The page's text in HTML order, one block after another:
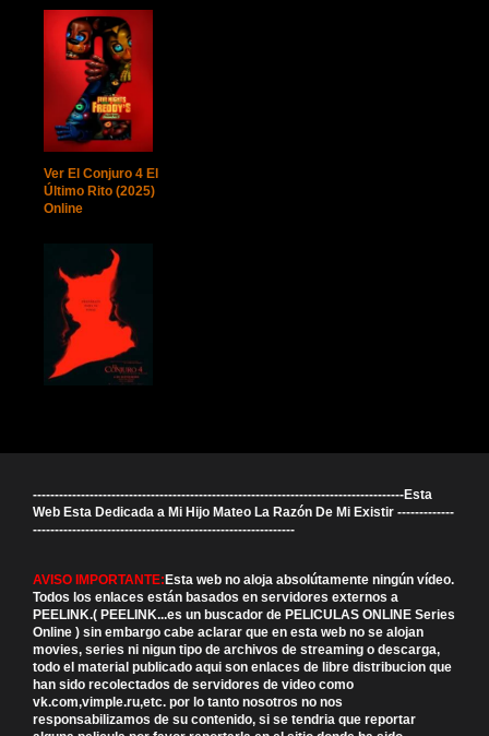
Ver El Conjuro 4 El
Último Rito (2025)
Online
-------------------------------------------------------------------------------------Esta
Web Esta Dedicada a Mi Hijo Mateo La Razón De Mi Existir -------------
------------------------------------------------------------
AVISO IMPORTANTE:Esta web no aloja absolútamente ningún vídeo.
Todos los enlaces están basados en servidores externos a
PEELINK.( PEELINK...es un buscador de PELICULAS ONLINE Series
Online ) sin embargo cabe aclarar que en esta web no se alojan
movies, series ni nigun tipo de archivos de streaming o descarga,
todo el material publicado aqui son enlaces de libre distribucion que
han sido recolectados de servidores de video como
vk.com,vimple.ru,etc. por lo tanto nosotros no nos
responsabilizamos de su contenido, si se tendria que reportar